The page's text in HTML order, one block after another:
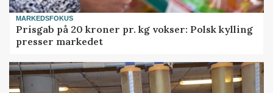
MARKEDSFOKUS
Prisgab på 20 kroner pr. kg vokser: Polsk kylling
presser markedet